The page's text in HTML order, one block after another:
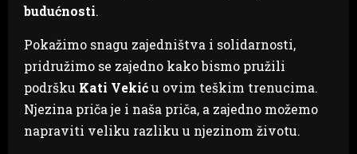
budućnosti.
Pokažimo snagu zajedništva i solidarnosti,
pridružimo se zajedno kako bismo pružili
podršku Kati Vekiću ovim teškim trenucima.
Njezina priča je i naša priča, a zajedno možemo
napraviti veliku razliku u njezinom životu.